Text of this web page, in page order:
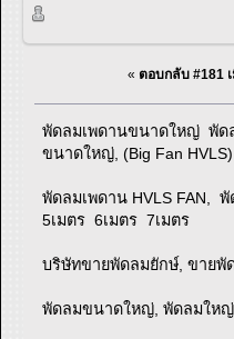
« ตอบกลับ #181
พัดลมเพดานขนาดใหญ่ พัด
ขนาดใหญ่, (Big Fan HVLS)
พัดลมเพดาน HVLS FAN,
5เมตร 6เมตร 7เมตร
บริษัทขายพัดลมยักษ์, ขายพั
พัดลมขนาดใหญ่, พัดลมให